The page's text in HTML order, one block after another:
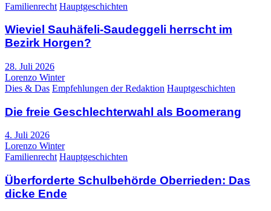
Familienrecht Hauptgeschichten
Wieviel Sauhäfeli-Saudeggeli herrscht im
Bezirk Horgen?
28. Juli 2026
Lorenzo Winter
Dies & Das Empfehlungen der Redaktion Hauptgeschichten
Die freie Geschlechterwahl als Boomerang
4. Juli 2026
Lorenzo Winter
Familienrecht Hauptgeschichten
Überforderte Schulbehörde Oberrieden: Das
dicke Ende